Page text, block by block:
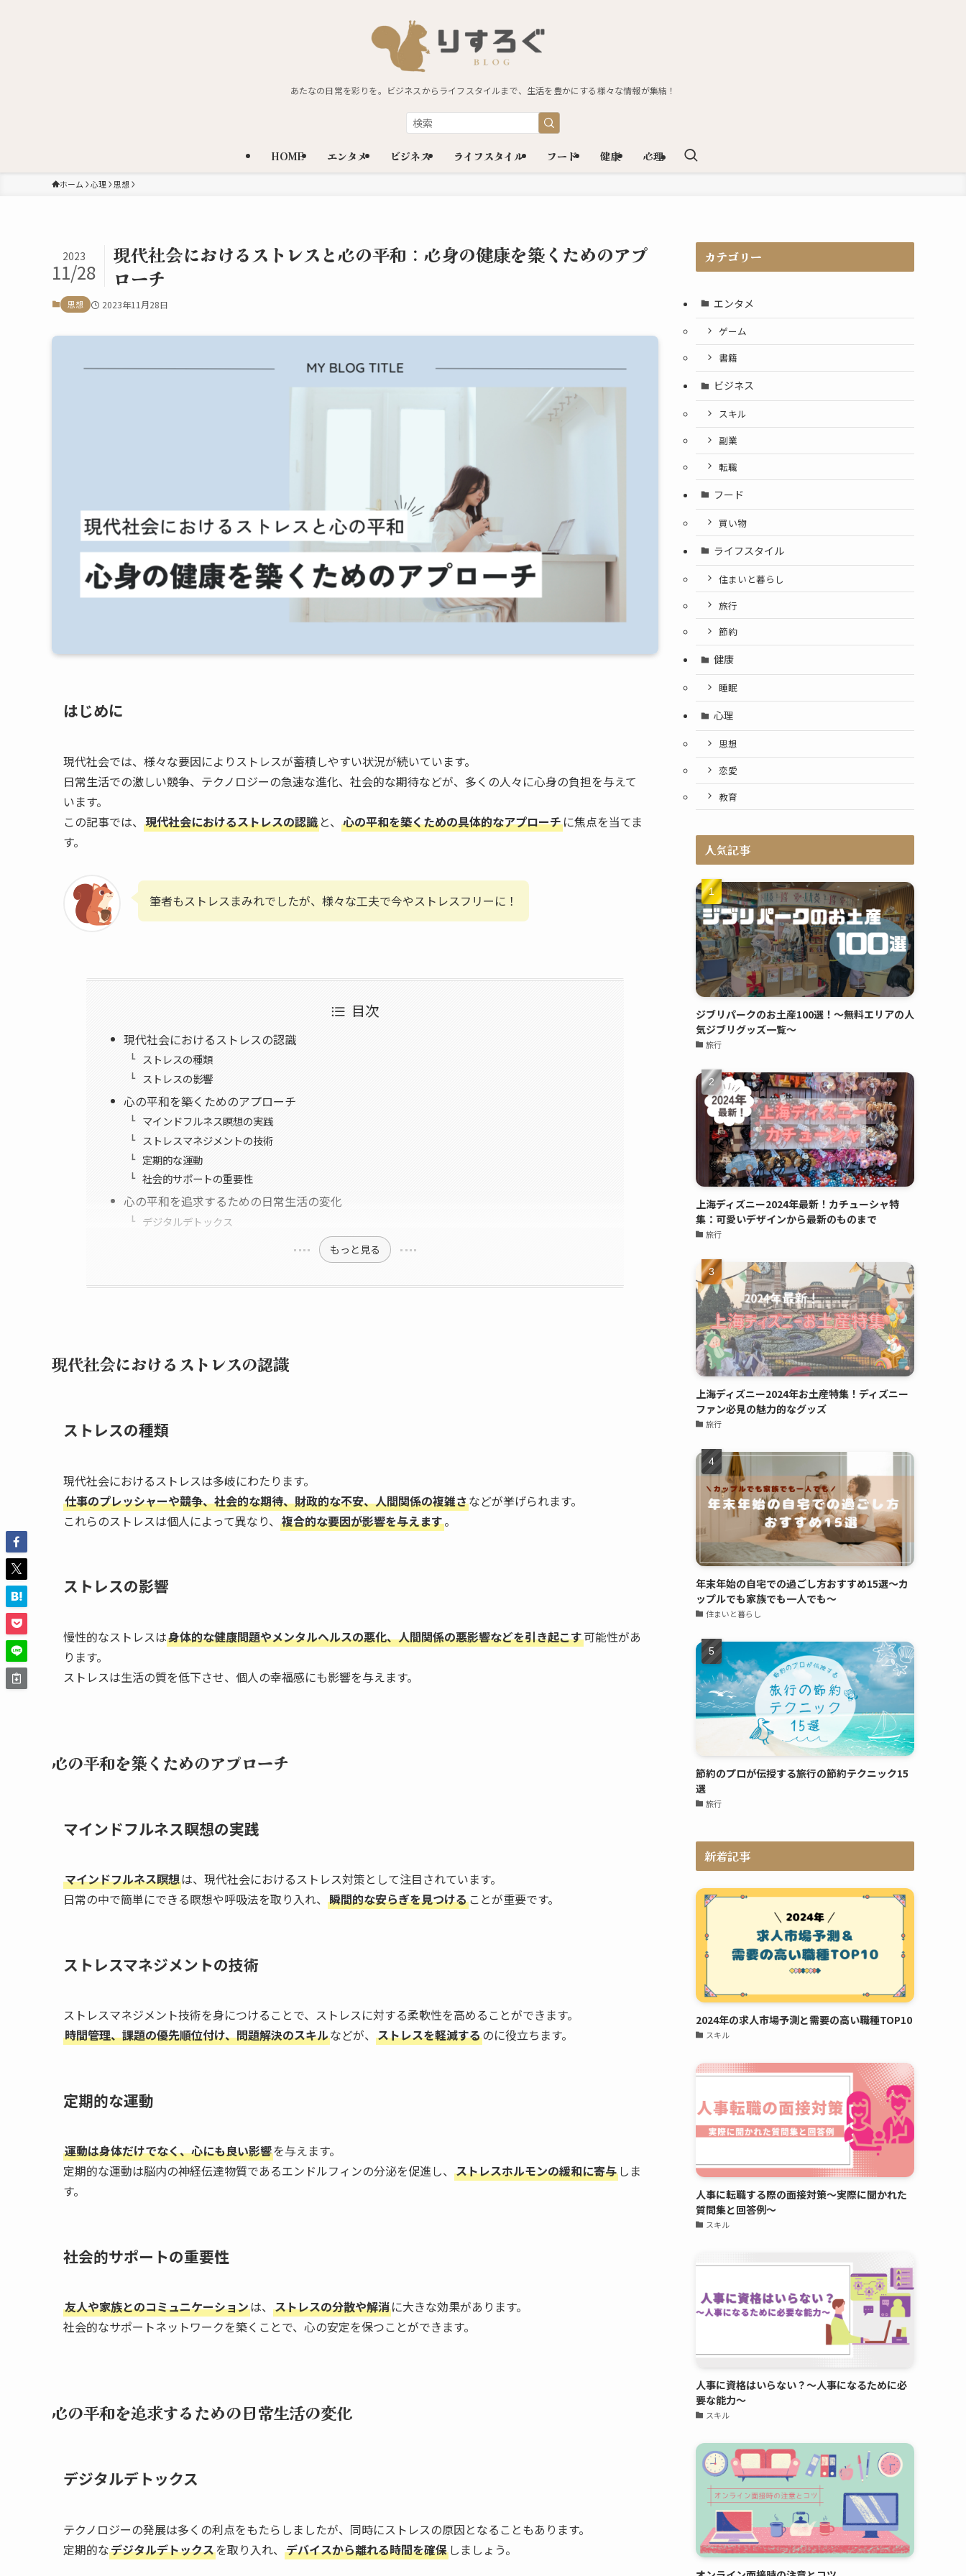
あたなの日常を彩りを。ビジネスからライフスタイルまで、生活を豊かにする様々な情報が集結！
HOME エンタメ ビジネス ライフスタイル フード 健康 心理
ホーム 心理 思想
現代社会におけるストレスと心の平和：心身の健康を築くためのアプ
ローチ
2023
11/28
思想 2023年11月28日
はじめに
現代社会では、様々な要因によりストレスが蓄積しやすい状況が続いています。
日常生活での激しい競争、テクノロジーの急速な進化、社会的な期待などが、多くの人々に心身の負担を与えて
います。
この記事では、 現代社会におけるストレスの認識 と、 心の平和を築くための具体的なアプローチに焦点を当てま
す。
筆者もストレスまみれでしたが、様々な工夫で今やストレスフリーに！
目次
現代社会におけるストレスの認識
ストレスの種類
ストレスの影響
心の平和を築くためのアプローチ
マインドフルネス瞑想の実践
ストレスマネジメントの技術
定期的な運動
社会的サポートの重要性
心の平和を追求するための日常生活の変化
デジタルデトックス
もっと見る
現代社会におけるストレスの認識
ストレスの種類
現代社会におけるストレスは多岐にわたります。
仕事のプレッシャーや競争、社会的な期待、財政的な不安、人間関係の複雑さなどが挙げられます。
これらのストレスは個人によって異なり、 複合的な要因が影響を与えます。
ストレスの影響
慢性的なストレスは身体的な健康問題やメンタルヘルスの悪化、人間関係の悪影響などを引き起こす可能性があ
ります。
ストレスは生活の質を低下させ、個人の幸福感にも影響を与えます。
心の平和を築くためのアプローチ
マインドフルネス瞑想の実践
マインドフルネス瞑想は、現代社会におけるストレス対策として注目されています。
日常の中で簡単にできる瞑想や呼吸法を取り入れ、 瞬間的な安らぎを見つける ことが重要です。
ストレスマネジメントの技術
ストレスマネジメント技術を身につけることで、ストレスに対する柔軟性を高めることができます。
時間管理、課題の優先順位付け、問題解決のスキルなどが、 ストレスを軽減するのに役立ちます。
定期的な運動
運動は身体だけでなく、心にも良い影響を与えます。
定期的な運動は脳内の神経伝達物質であるエンドルフィンの分泌を促進し、 ストレスホルモンの緩和に寄与 しま
す。
社会的サポートの重要性
友人や家族とのコミュニケーションは、 ストレスの分散や解消に大きな効果があります。
社会的なサポートネットワークを築くことで、心の安定を保つことができます。
心の平和を追求するための日常生活の変化
デジタルデトックス
テクノロジーの発展は多くの利点をもたらしましたが、同時にストレスの原因となることもあります。
定期的なデジタルデトックスを取り入れ、 デバイスから離れる時間を確保 しましょう。
カテゴリー
エンタメ
ゲーム
書籍
ビジネス
スキル
副業
転職
フード
買い物
ライフスタイル
住まいと暮らし
旅行
節約
健康
睡眠
心理
思想
恋愛
教育
人気記事
ジブリパークのお土産100選！～無料エリアの人
気ジブリグッズ一覧～
旅行
上海ディズニー2024年最新！カチューシャ特
集：可愛いデザインから最新のものまで
旅行
上海ディズニー2024年お土産特集！ディズニー
ファン必見の魅力的なグッズ
旅行
年末年始の自宅での過ごし方おすすめ15選～カ
ップルでも家族でも一人でも～
住まいと暮らし
節約のプロが伝授する旅行の節約テクニック15
選
旅行
新着記事
2024年の求人市場予測と需要の高い職種TOP10
スキル
人事に転職する際の面接対策～実際に聞かれた
質問集と回答例～
スキル
人事に資格はいらない？～人事になるために必
要な能力～
スキル